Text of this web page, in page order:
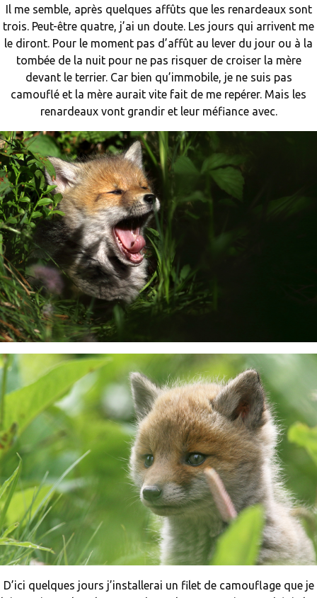
Il me semble, après quelques affûts que les renardeaux sont
trois. Peut-être quatre, j’ai un doute. Les jours qui arrivent me
le diront. Pour le moment pas d’affût au lever du jour ou à la
tombée de la nuit pour ne pas risquer de croiser la mère
devant le terrier. Car bien qu’immobile, je ne suis pas
camouflé et la mère aurait vite fait de me repérer. Mais les
renardeaux vont grandir et leur méfiance avec.
D’ici quelques jours j’installerai un filet de camouflage que je